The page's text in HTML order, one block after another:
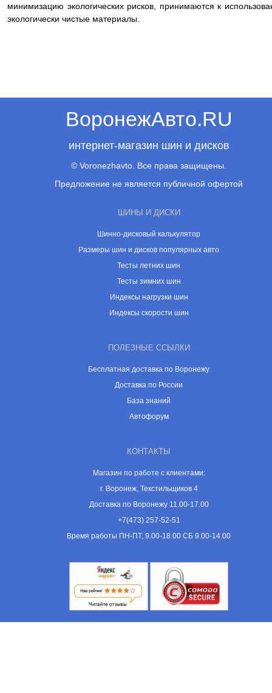
минимизацию экологических рисков, принимаются к
экологически чистые материалы.
ВоронежАвто.RU
интернет-магазин шин и дисков
© Voronezhavto. Все права защищены.
Предложение не является публичной офертой
ШИНЫ И ДИСКИ
Шинно-дисковый калькулятор
Размеры шин и дисков популярных авто
Тесты летних шин
Тесты зимних шин
Индексы нагрузки шин
Индексы скорости шин
ПОЛЕЗНЫЕ ССЫЛКИ
Бесплатная доставка по Воронежу
Доставка по России
База знаний
Автофорум
КОНТАКТЫ
Магазин по работе с клиентами:
г. Воронеж, Текстильщиков 4
Доставка по Воронежу 11.00-17.00
+7(473) 257-52-51
Время работы ПН-ПТ, 9.00-18.00 СБ 9.00-14.00